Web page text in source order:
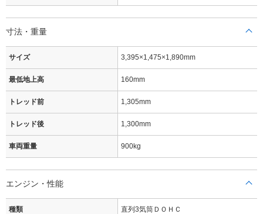
寸法・重量
サイズ 3,395×1,475×1,890mm
最低地上高 160mm
トレッド前 1,305mm
トレッド後 1,300mm
車両重量 900kg
エンジン・性能
種類 直列3気筒ＤＯＨＣ